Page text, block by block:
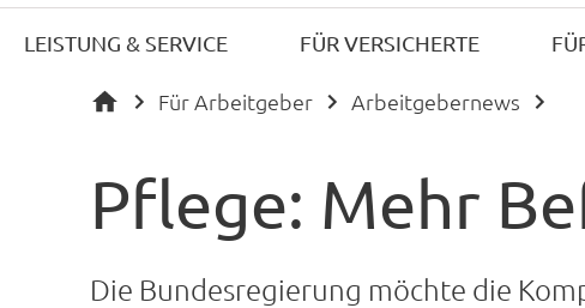
LEISTUNG & SERVICE FÜR VERSICHERTE
Für Arbeitgeber Arbeitgebernews
Pflege: Mehr
Die Bundesregierung möchte die